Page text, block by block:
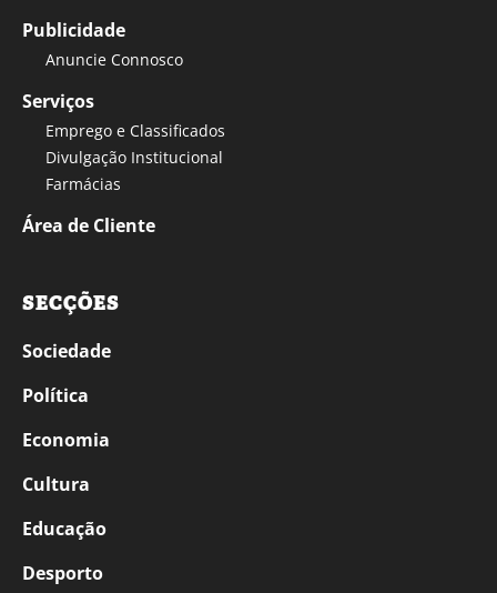
Publicidade
Anuncie Connosco
Serviços
Emprego e Classificados
Divulgação Institucional
Farmácias
Área de Cliente
SECÇÕES
Sociedade
Política
Economia
Cultura
Educação
Desporto